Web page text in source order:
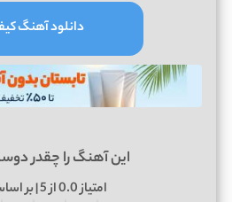
دانلود آهنگ
این آهنگ را چقدر
امتیاز0.0از 5 | بر اساس